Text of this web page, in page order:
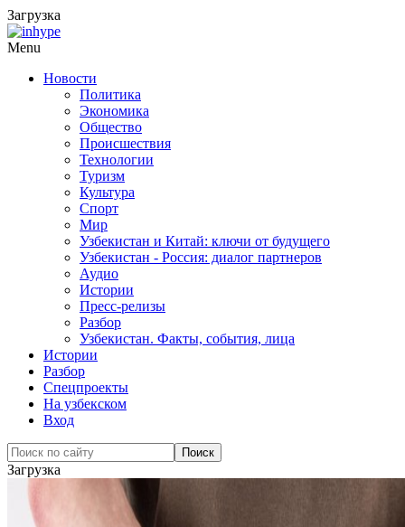
Загрузка
Menu
Новости
Политика
Экономика
Общество
Происшествия
Технологии
Туризм
Культура
Спорт
Мир
Узбекистан и Китай: ключи от будущего
Узбекистан - Россия: диалог партнеров
Аудио
Истории
Пресс-релизы
Разбор
Узбекистан. Факты, события, лица
Истории
Разбор
Спецпроекты
На узбекском
Вход
Загрузка